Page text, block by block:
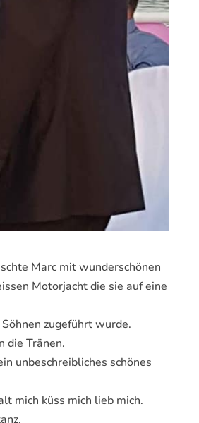
Marc mit wunderschönen
Motorjacht die sie auf eine
zugeführt wurde.
die Tränen.
unbeschreibliches schönes
mich küss mich lieb mich.